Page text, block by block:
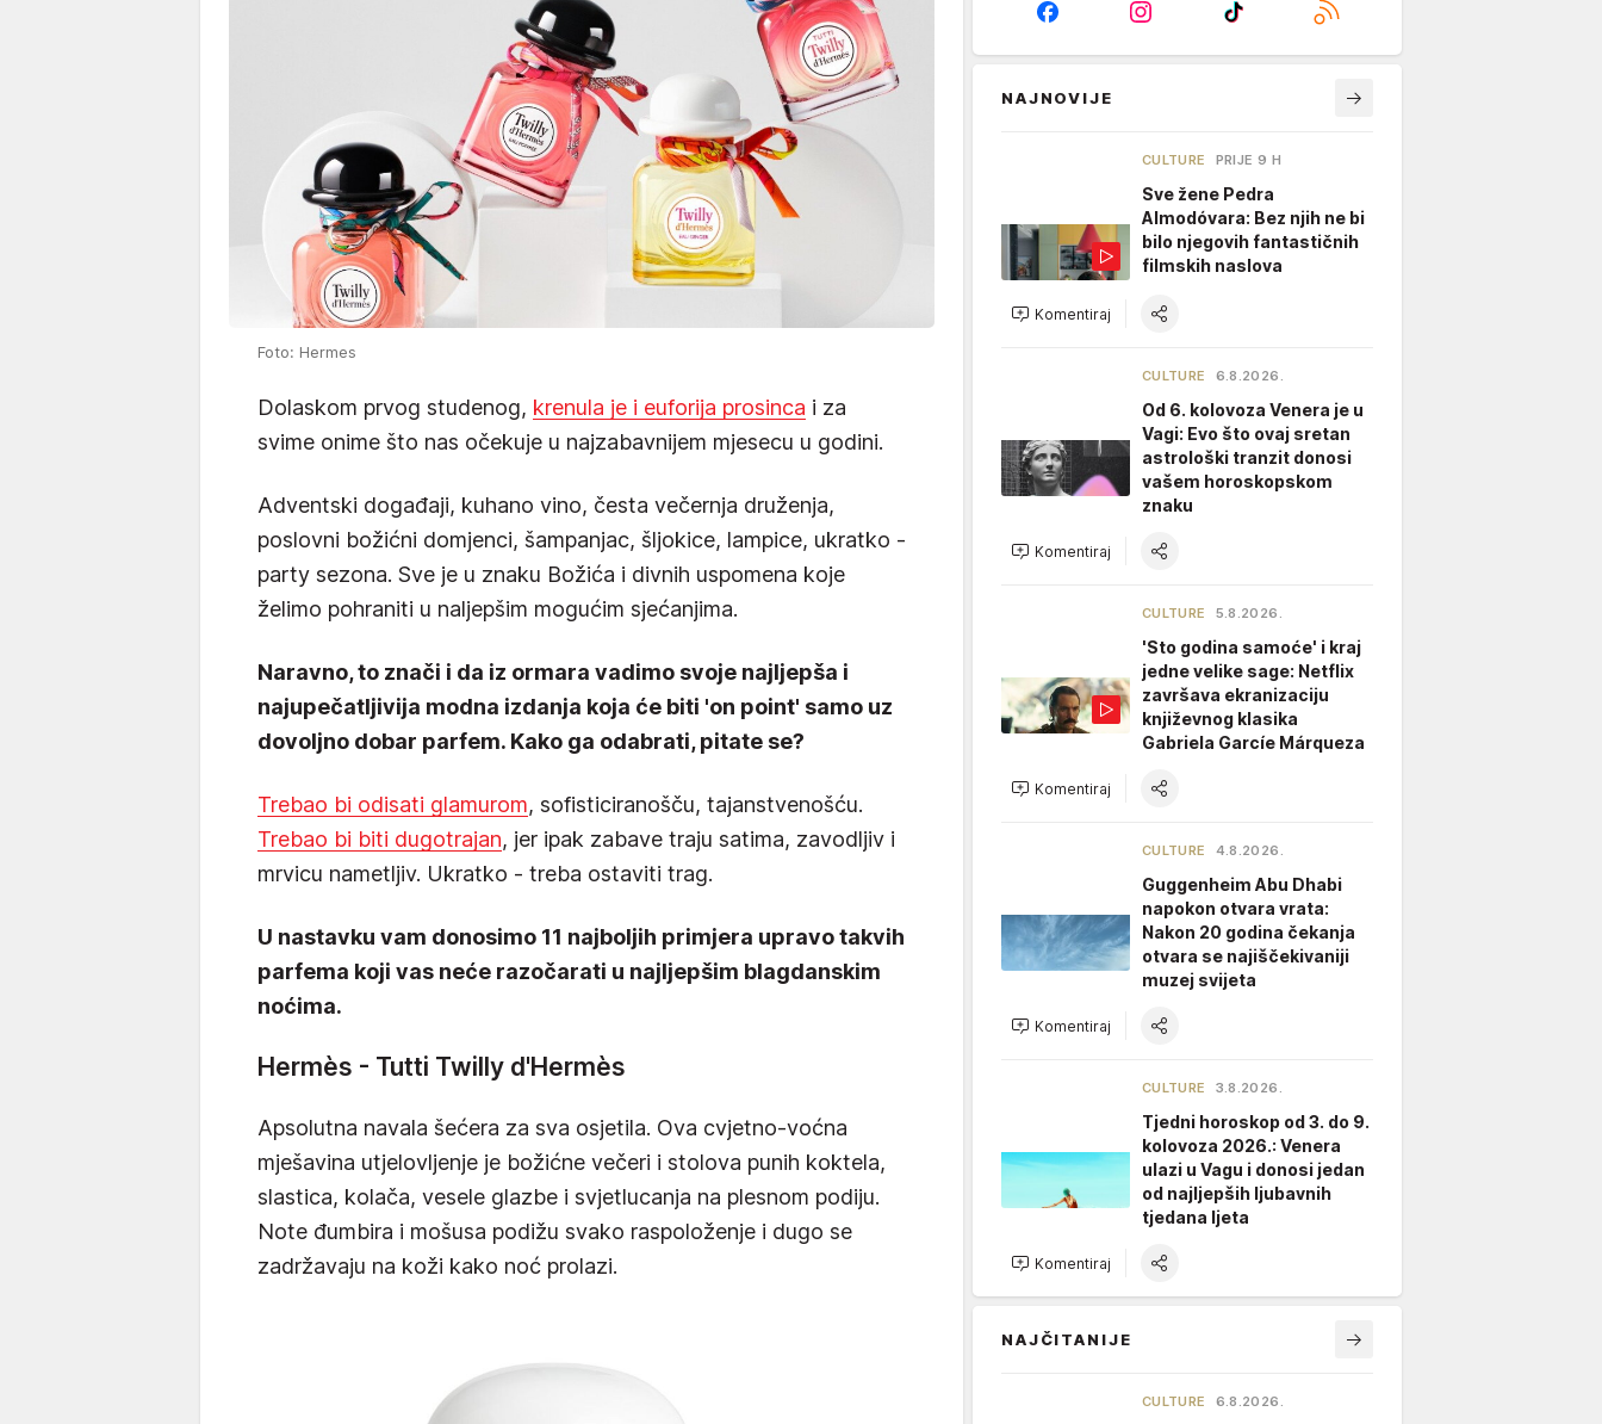
Foto: Hermes
Dolaskom prvog studenog, krenula je i euforija prosinca i za
svime onime što nas očekuje u najzabavnijem mjesecu u godini.
Adventski događaji, kuhano vino, česta večernja druženja,
poslovni božićni domjenci, šampanjac, šljokice, lampice, ukratko -
party sezona. Sve je u znaku Božića i divnih uspomena koje
želimo pohraniti u naljepšim mogućim sjećanjima.
Naravno, to znači i da iz ormara vadimo svoje najljepša i
najupečatljivija modna izdanja koja će biti 'on point' samo uz
dovoljno dobar parfem. Kako ga odabrati, pitate se?
Trebao bi odisati glamurom, sofisticiranošču, tajanstvenošću.
Trebao bi biti dugotrajan, jer ipak zabave traju satima, zavodljiv i
mrvicu nametljiv. Ukratko - treba ostaviti trag.
U nastavku vam donosimo 11 najboljih primjera upravo takvih
parfema koji vas neće razočarati u najljepšim blagdanskim
noćima.
Hermès - Tutti Twilly d'Hermès
Apsolutna navala šećera za sva osjetila. Ova cvjetno-voćna
mješavina utjelovljenje je božićne večeri i stolova punih koktela,
slastica, kolača, vesele glazbe i svjetlucanja na plesnom podiju.
Note đumbira i mošusa podižu svako raspoloženje i dugo se
zadržavaju na koži kako noć prolazi.
NAJNOVIJE
CULTURE PRIJE 9 H
Sve žene Pedra
Almodóvara: Bez njih ne bi
bilo njegovih fantastičnih
filmskih naslova
Komentiraj
CULTURE 6.8.2026.
Od 6. kolovoza Venera je u
Vagi: Evo što ovaj sretan
astrološki tranzit donosi
vašem horoskopskom
znaku
Komentiraj
CULTURE 5.8.2026.
'Sto godina samoće' i kraj
jedne velike sage: Netflix
završava ekranizaciju
književnog klasika
Gabriela Garcíe Márqueza
Komentiraj
CULTURE 4.8.2026.
Guggenheim Abu Dhabi
napokon otvara vrata:
Nakon 20 godina čekanja
otvara se najiščekivaniji
muzej svijeta
Komentiraj
CULTURE 3.8.2026.
Tjedni horoskop od 3. do 9.
kolovoza 2026.: Venera
ulazi u Vagu i donosi jedan
od najljepših ljubavnih
tjedana ljeta
Komentiraj
NAJČITANIJE
CULTURE 6.8.2026.